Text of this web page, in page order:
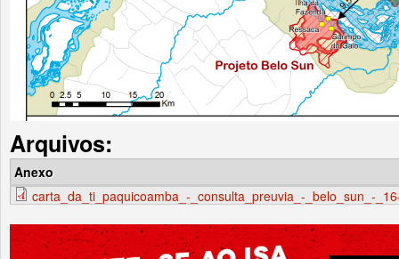
Arquivos:
Anexo
carta_da_ti_paquicoamba_-_consulta_preuvia_-_belo_sun_-